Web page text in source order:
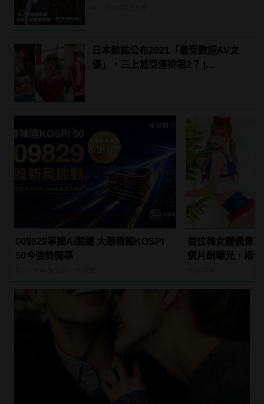
日本雜誌公布2021「最受歡迎AV女
優」，三上悠亞僅排第2？ |
009829掌握AI關鍵 大華韓國KOSPI
50今強勢開募
首位韓女團偶像
價片酬曝光，兩